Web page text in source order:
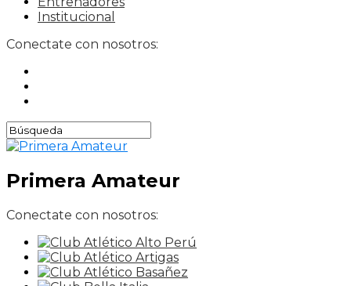
Institucional
Conectate con nosotros:
Primera Amateur
Conectate con nosotros: